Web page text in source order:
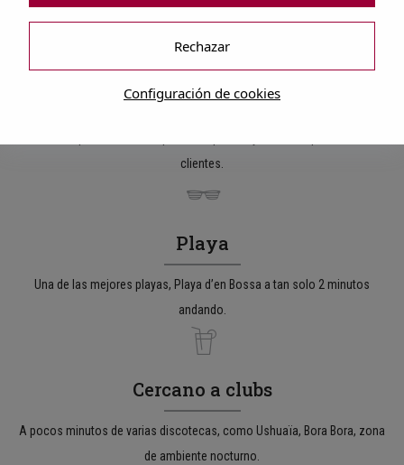
Piscina
clientes.
Playa
Una de las mejores playas, Playa d’en Bossa a tan solo 2 minutos
andando.
Cercano a clubs
A pocos minutos de varias discotecas, como Ushuaïa, Bora Bora, zona
de ambiente nocturno.
Configuración de cookies
Rechazar